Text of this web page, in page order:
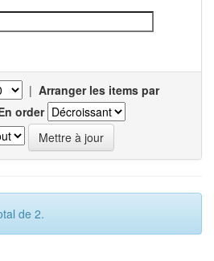
| Arranger les items par
order
de 2.